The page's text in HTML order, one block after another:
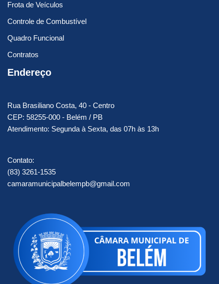
Frota de Veículos
Controle de Combustível
Quadro Funcional
Contratos
Endereço
Rua Brasiliano Costa, 40 - Centro
CEP: 58255-000 - Belém / PB
Atendimento: Segunda à Sexta, das 07h às 13h
Contato:
(83) 3261-1535
camaramunicipalbelempb@gmail.com